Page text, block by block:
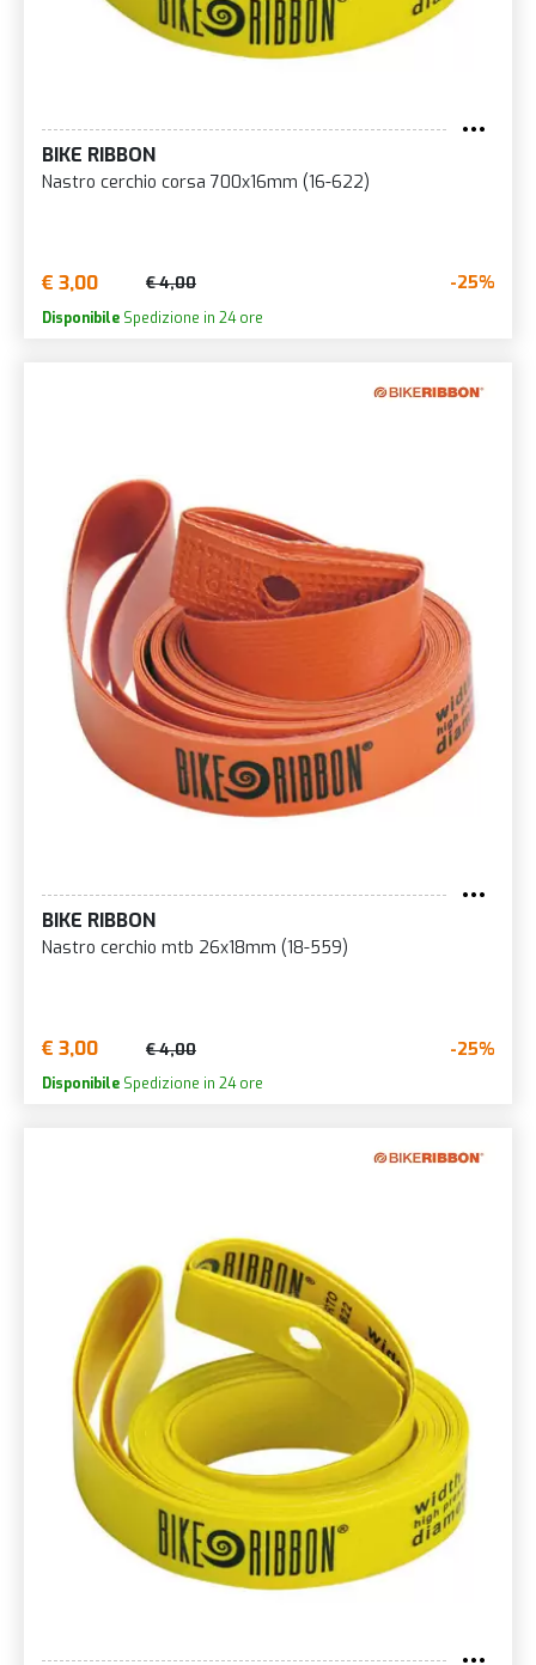
BIKE RIBBON
Nastro cerchio corsa 700x16mm (16-622)
€ 3,00 € 4,00 -25%
Disponibile Spedizione in 24 ore
BIKE RIBBON
Nastro cerchio mtb 26x18mm (18-559)
€ 3,00 € 4,00 -25%
Disponibile Spedizione in 24 ore